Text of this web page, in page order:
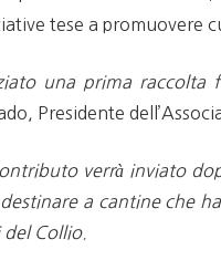
tese a promuovere
una prima
Presidente
verrà inviato
a cantine che
Collio.